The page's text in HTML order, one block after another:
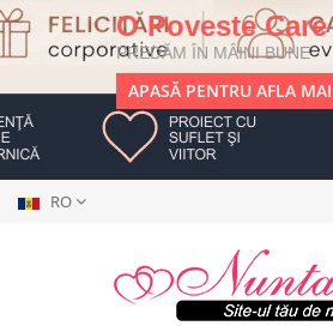
O Poveste
PREDĂM ÎN MÂINI BUNE
APASĂ PENTRU AFLA
RO